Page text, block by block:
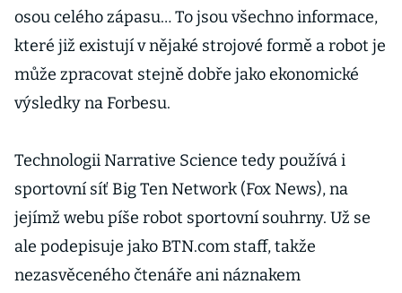
osou celého zápasu… To jsou všechno informace,
které již existují v nějaké strojové formě a robot je
může zpracovat stejně dobře jako ekonomické
výsledky na Forbesu.
Technologii Narrative Science tedy používá i
sportovní síť Big Ten Network (Fox News), na
jejímž webu píše robot sportovní souhrny. Už se
ale podepisuje jako BTN.com staff, takže
nezasvěceného čtenáře ani náznakem